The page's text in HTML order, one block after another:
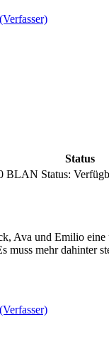
Status
BLAN Status:
Ava und Emilio
muss mehr dahinter